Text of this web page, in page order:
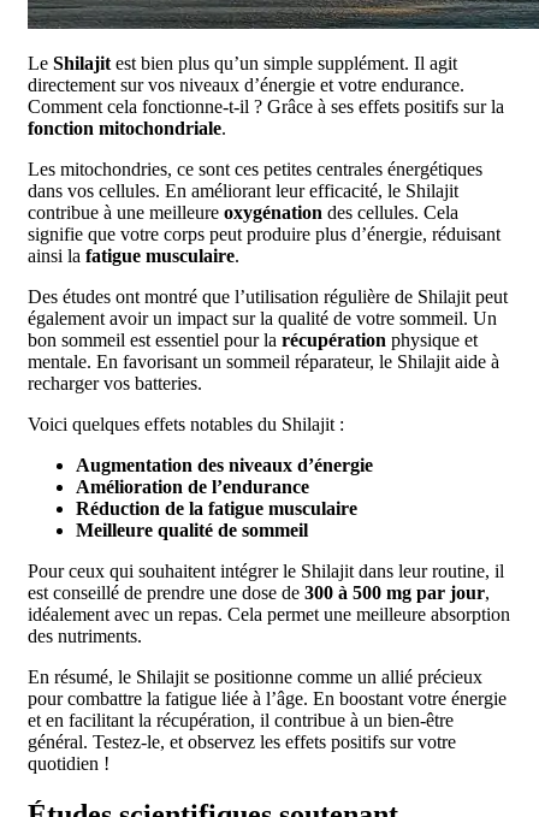
Le Shilajit est bien plus qu’un simple supplément. Il agit
directement sur vos niveaux d’énergie et votre endurance.
Comment cela fonctionne-t-il ? Grâce à ses effets positifs sur la
fonction mitochondriale.
Les mitochondries, ce sont ces petites centrales énergétiques
dans vos cellules. En améliorant leur efficacité, le Shilajit
contribue à une meilleure oxygénation des cellules. Cela
signifie que votre corps peut produire plus d’énergie, réduisant
ainsi la fatigue musculaire.
Des études ont montré que l’utilisation régulière de Shilajit peut
également avoir un impact sur la qualité de votre sommeil. Un
bon sommeil est essentiel pour la récupération physique et
mentale. En favorisant un sommeil réparateur, le Shilajit aide à
recharger vos batteries.
Voici quelques effets notables du Shilajit :
Augmentation des niveaux d’énergie
Amélioration de l’endurance
Réduction de la fatigue musculaire
Meilleure qualité de sommeil
Pour ceux qui souhaitent intégrer le Shilajit dans leur routine, il
est conseillé de prendre une dose de 300 à 500 mg par jour,
idéalement avec un repas. Cela permet une meilleure absorption
des nutriments.
En résumé, le Shilajit se positionne comme un allié précieux
pour combattre la fatigue liée à l’âge. En boostant votre énergie
et en facilitant la récupération, il contribue à un bien-être
général. Testez-le, et observez les effets positifs sur votre
quotidien !